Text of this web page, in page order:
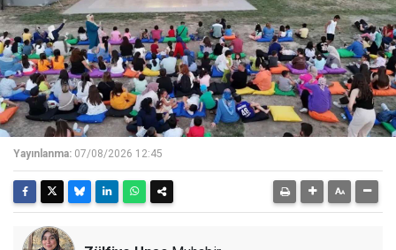
Yayınlanma: 07/08/2026 12:45